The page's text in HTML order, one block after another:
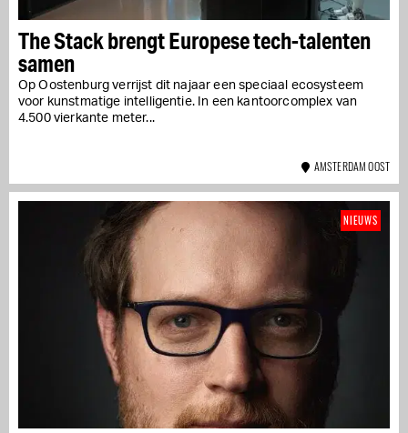
The Stack brengt Europese tech-talenten
samen
Op Oostenburg verrijst dit najaar een speciaal ecosysteem
voor kunstmatige intelligentie. In een kantoorcomplex van
4.500 vierkante meter...
AMSTERDAM OOST
NIEUWS